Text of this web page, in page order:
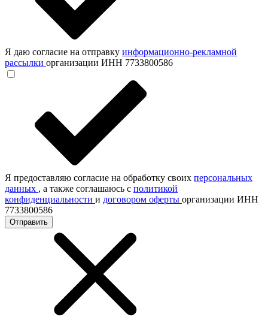
Я даю согласие на отправку информационно-рекламной
рассылки организации ИНН 7733800586
Я предоставляю согласие на обработку своих персональных
данных , а также соглашаюсь с политикой
конфиденциальности и договором оферты организации ИНН
7733800586
Отправить